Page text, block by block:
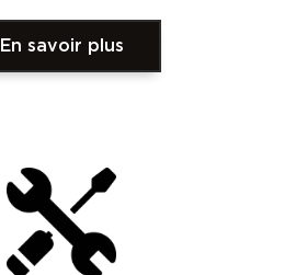
En savoir plus